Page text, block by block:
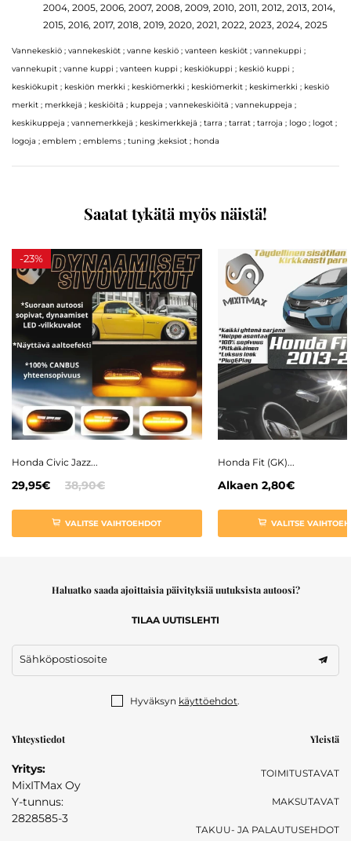
2004, 2005, 2006, 2007, 2008, 2009, 2010, 2011, 2012, 2013, 2014,
2015, 2016, 2017, 2018, 2019, 2020, 2021, 2022, 2023, 2024, 2025
Vannekeskiö ; vannekeskiöt ; vanne keskiö ; vanteen keskiöt ; vannekuppi ;
vannekupit ; vanne kuppi ; vanteen kuppi ; keskiökuppi ; keskiö kuppi ;
keskiökupit ; keskiön merkki ; keskiömerkki ; keskiömerkit ; keskimerkki ; keskiö
merkit ; merkkejä ; keskiöitä ; kuppeja ; vannekeskiöitä ; vannekuppeja ;
keskikuppeja ; vannemerkkejä ; keskimerkkejä ; tarra ; tarrat ; tarroja ; logo ; logot ;
logoja ; emblem ; emblems ; tuning ;keksiot ; honda
Saatat tykätä myös näistä!
-23%
Honda Civic Jazz...
29,95€ 38,90€
VALITSE VAIHTOEHDOT
Honda Fit (GK)...
Alkaen 2,80€
VALITSE
Haluatko saada ajoittaisia päivityksiä uutuksista autoosi?
TILAA UUTISLEHTI
Sähköpostiosoite
Hyväksyn käyttöehdot.
Yhteystiedot
Yritys:
MixITMax Oy
Y-tunnus:
2828585-3
Yleistä
TOIMITUSTAVAT
MAKSUTAVAT
TAKUU- JA PALAUTUSEHDOT